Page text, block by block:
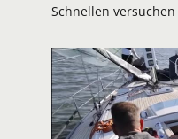
Schnellen